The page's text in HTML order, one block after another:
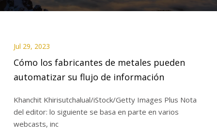
Jul 29, 2023
Cómo los fabricantes de metales pueden
automatizar su flujo de información
Khanchit Khirisutchalual/iStock/Getty Images Plus Nota
del editor: lo siguiente se basa en parte en varios
webcasts, inc